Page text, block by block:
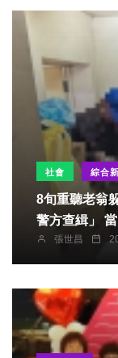
社會 綜合
8旬重聽老翁躲超商
警方查緝」
張世昌